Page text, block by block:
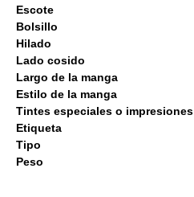
Escote
Bolsillo
Hilado
Lado cosido
Largo de la manga
Estilo de la manga
Tintes especiales o impresiones
Etiqueta
Tipo
Peso